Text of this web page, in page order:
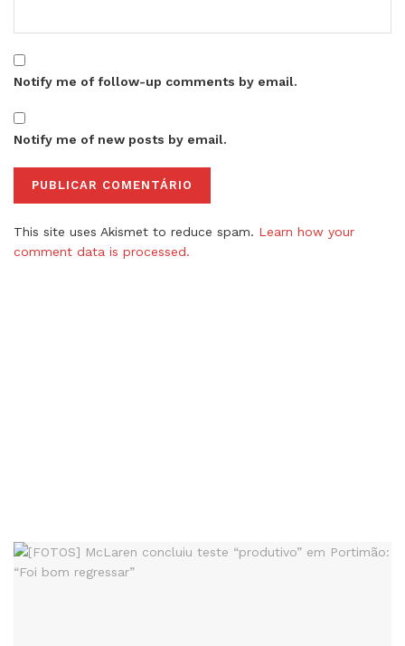
Notify me of follow-up comments by email.
Notify me of new posts by email.
This site uses Akismet to reduce spam. Learn how your
comment data is processed.